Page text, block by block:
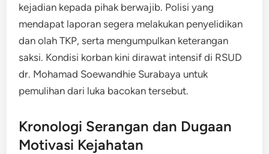
kejadian kepada pihak berwajib. Polisi yang
mendapat laporan segera melakukan penyelidikan
dan olah TKP, serta mengumpulkan keterangan
saksi. Kondisi korban kini dirawat intensif di RSUD
dr. Mohamad Soewandhie Surabaya untuk
pemulihan dari luka bacokan tersebut.
Kronologi Serangan dan Dugaan
Motivasi Kejahatan